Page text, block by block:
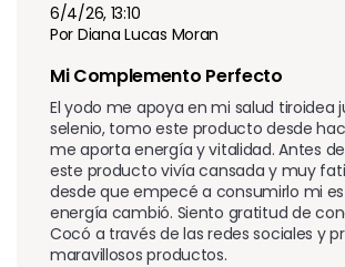
6/4/26, 13:10
Por Diana Lucas Moran
Mi Complemento Perfecto
El yodo me apoya en mi salud tiroidea
selenio, tomo este producto desde
me aporta energía y vitalidad. Antes
este producto vivía cansada y muy
desde que empecé a consumirlo mi
energía cambió. Siento gratitud de
Cocó a través de las redes sociales y
maravillosos productos.